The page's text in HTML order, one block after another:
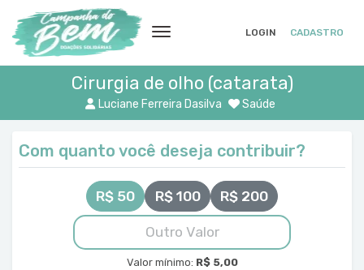
LOGIN CADASTRO
Cirurgia de olho (catarata)
Luciane Ferreira Dasilva Saúde
Com quanto você deseja contribuir?
R$ 50 R$ 100 R$ 200
Valor mínimo: R$ 5,00